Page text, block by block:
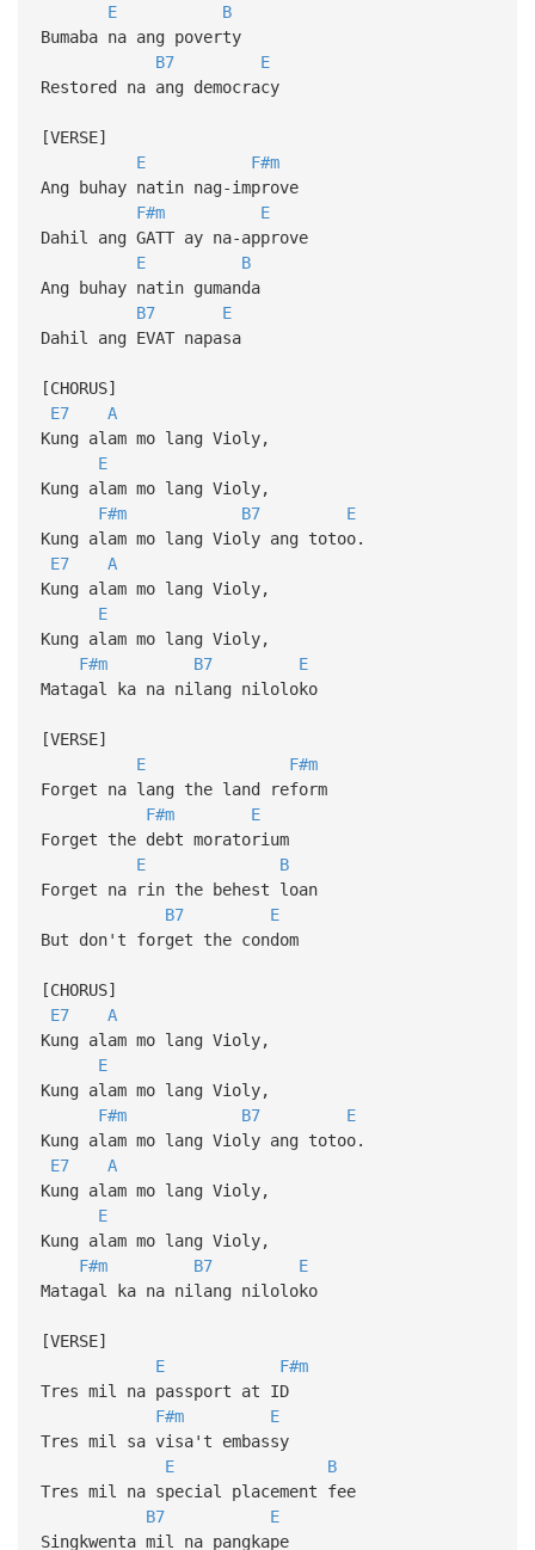
E
B
Bumaba na ang poverty
B7
E
Restored na ang democracy
[VERSE]
E
F#m
Ang buhay natin nag-improve
F#m
E
Dahil ang GATT ay na-approve
E
B
Ang buhay natin gumanda
B7
E
Dahil ang EVAT napasa
[CHORUS]
E7
A
Kung alam mo lang Violy,
E
Kung alam mo lang Violy,
F#m
B7
E
Kung alam mo lang Violy ang totoo.
E7
A
Kung alam mo lang Violy,
E
Kung alam mo lang Violy,
F#m
B7
E
Matagal ka na nilang niloloko
[VERSE]
E
F#m
Forget na lang the land reform
F#m
E
Forget the debt moratorium
E
B
Forget na rin the behest loan
B7
E
But don't forget the condom
[CHORUS]
E7
A
Kung alam mo lang Violy,
E
Kung alam mo lang Violy,
F#m
B7
E
Kung alam mo lang Violy ang totoo.
E7
A
Kung alam mo lang Violy,
E
Kung alam mo lang Violy,
F#m
B7
E
Matagal ka na nilang niloloko
[VERSE]
E
F#m
Tres mil na passport at ID
F#m
E
Tres mil sa visa't embassy
E
B
Tres mil na special placement fee
B7
E
Singkwenta mil na pangkape